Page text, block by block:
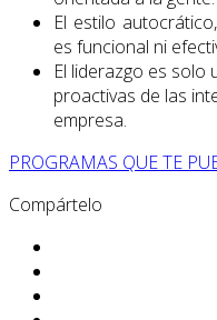
El estilo
es funcional ni
El liderazgo es solo
proactivas de las
empresa.
PROGRAMAS QUE TE
Compártelo